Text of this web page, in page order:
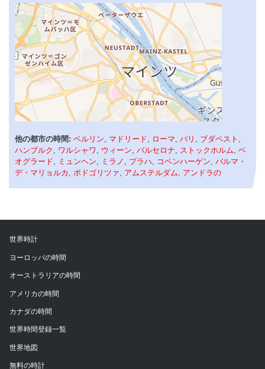
他の都市の時間: ベルリン マドリード ローマ パリ ブダペスト
ハンブルク
ワルシャワ ウィーン バルセロナ ストックホルム ベ
オグラード
ミュンヘン ミラノ プラハ コペンハーゲン パルマ・
デ・マリョルカ
ポドゴリツァ アムステルダム アンドラの
世界時計
ヨーロッパの時間
オーストラリアの時間
アメリカの時間
カナダの時間
世界時間登録一覧
世界地図
無料の時計